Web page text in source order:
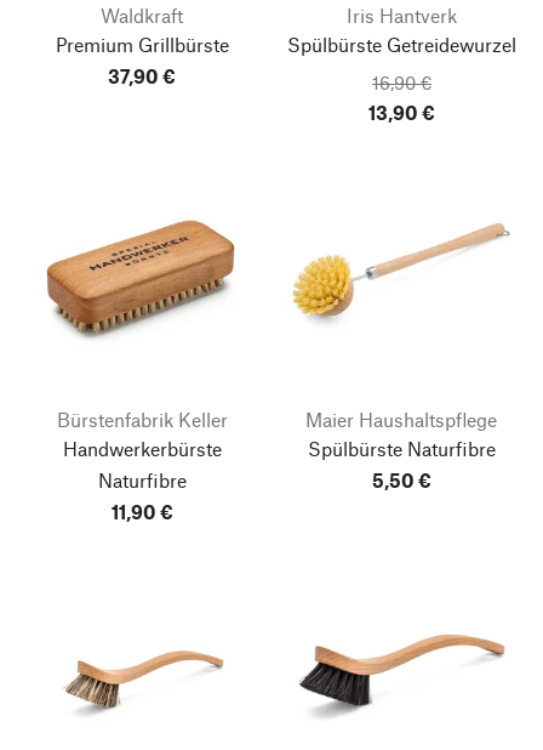
Waldkraft
Premium Grillbürste
37,90 €
Iris Hantverk
Spülbürste Getreidewurzel
16,90 €
13,90 €
Bürstenfabrik Keller
Handwerkerbürste
Naturfibre
11,90 €
Maier Haushaltspflege
Spülbürste Naturfibre
5,50 €